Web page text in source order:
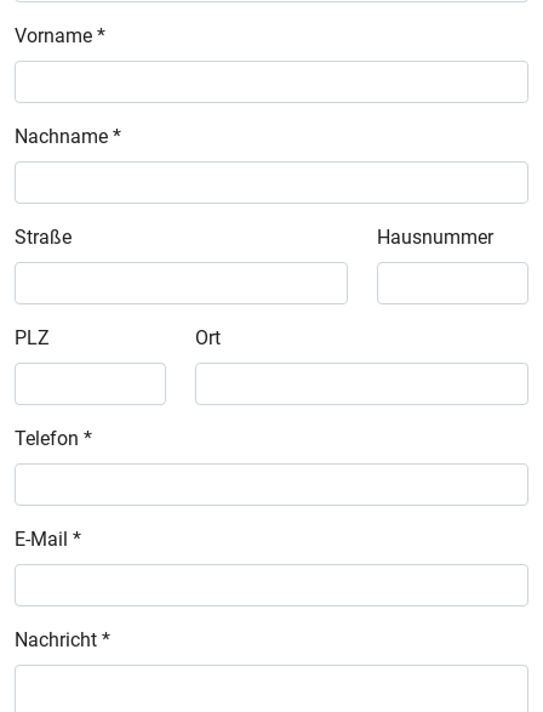
Vorname *
Nachname *
Straße Hausnummer
PLZ Ort
Telefon *
E-Mail *
Nachricht *